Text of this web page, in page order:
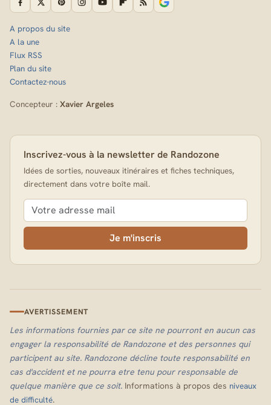
A propos du site
A la une
Flux RSS
Plan du site
Contactez-nous
Concepteur : Xavier Argeles
Inscrivez-vous à la newsletter de Randozone
Idées de sorties, nouveaux itinéraires et fiches techniques,
directement dans votre boîte mail.
Je m'inscris
AVERTISSEMENT
Les informations fournies par ce site ne pourront en aucun cas
engager la responsabilité de Randozone et des personnes qui
participent au site. Randozone décline toute responsabilité en
cas d'accident et ne pourra etre tenu pour responsable de
quelque manière que ce soit. Informations à propos des niveaux
de difficulté.